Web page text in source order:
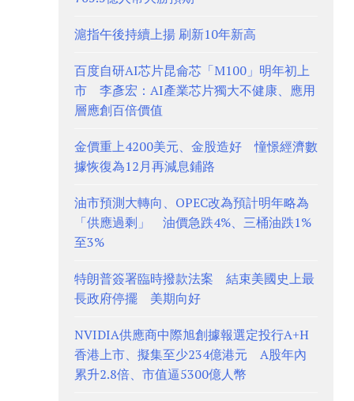
滬指午後持續上揚 刷新10年新高
百度自研AI芯片昆侖芯「M100」明年初上
市 李彥宏：AI產業芯片獨大不健康、應用
層應創百倍價值
金價重上4200美元、金股造好 憧憬經濟數
據恢復為12月再減息鋪路
油市預測大轉向、OPEC改為預計明年略為
「供應過剩」 油價急跌4%、三桶油跌1%
至3%
特朗普簽署臨時撥款法案 結束美國史上最
長政府停擺 美期向好
NVIDIA供應商中際旭創據報選定投行A+H
香港上市、擬集至少234億港元 A股年內
累升2.8倍、市值逼5300億人幣